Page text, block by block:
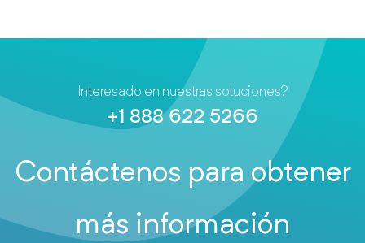
Interesado en nuestras soluciones?
+1 888 622 5266
Contáctenos para obtener
más información